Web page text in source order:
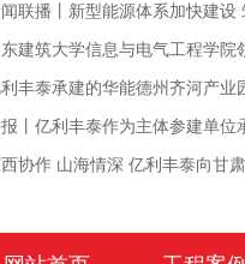
联播丨新型能源体系加快建设
建筑大学信息与电气工程学院
丰泰承建的华能德州齐河产业
丨亿利丰泰作为主体参建单位
协作 山海情深 亿利丰泰向甘